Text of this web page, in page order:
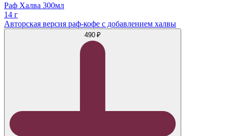
Раф Халва 300мл
14 г
Авторская версия раф-кофе с добавлением халвы
490 ₽